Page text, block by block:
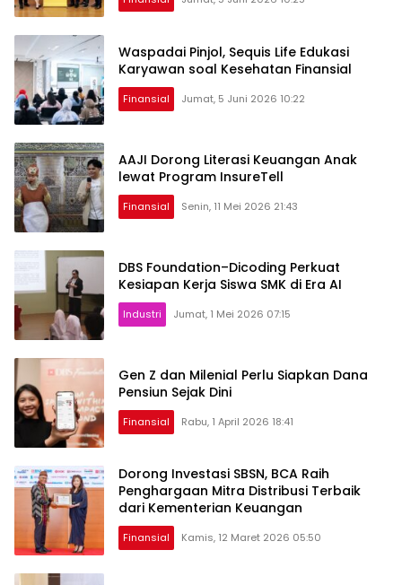
Waspadai Pinjol, Sequis Life Edukasi
Karyawan soal Kesehatan Finansial
Finansial Jumat, 5 Juni 2026 10:22
AAJI Dorong Literasi Keuangan Anak
lewat Program InsureTell
Finansial Senin, 11 Mei 2026 21:43
DBS Foundation–Dicoding Perkuat
Kesiapan Kerja Siswa SMK di Era AI
Industri Jumat, 1 Mei 2026 07:15
Gen Z dan Milenial Perlu Siapkan Dana
Pensiun Sejak Dini
Finansial Rabu, 1 April 2026 18:41
Dorong Investasi SBSN, BCA Raih
Penghargaan Mitra Distribusi Terbaik
dari Kementerian Keuangan
Finansial Kamis, 12 Maret 2026 05:50